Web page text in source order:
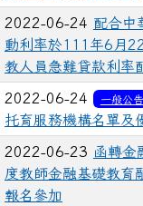
2022-06-24 配合中
動利率於111年6月
教人員急難貸款利率
2022-06-24 一般公告
托育服務機構名單及
2022-06-23 函轉金
度教師金融基礎教育
報名參加